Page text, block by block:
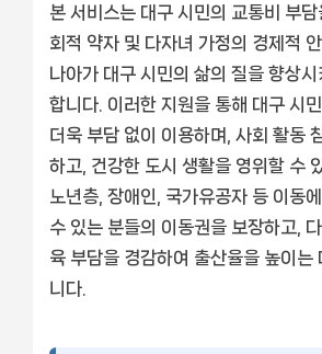
본 서비스는 대구 시민의 교통비 부
회적 약자 및 다자녀 가정의 경제적
나아가 대구 시민의 삶의 질을 향상
합니다. 이러한 지원을 통해 대구 시
더욱 부담 없이 이용하며, 사회 활동
하고, 건강한 도시 생활을 영위할 수
노년층, 장애인, 국가유공자 등 이동
수 있는 분들의 이동권을 보장하고,
육 부담을 경감하여 출산율을 높이는
니다.